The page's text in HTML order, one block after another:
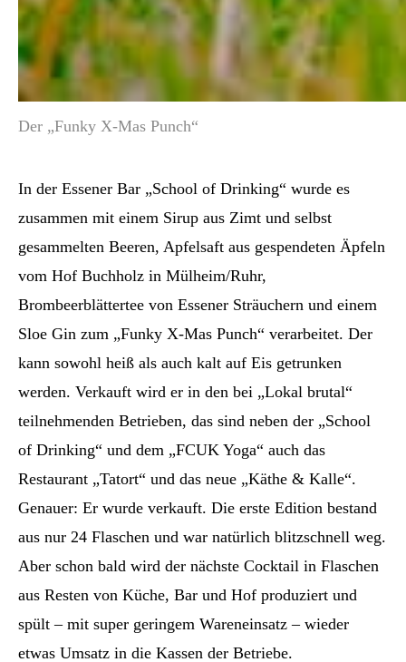
Der „Funky X-Mas Punch“
In der Essener Bar „School of Drinking“ wurde es
zusammen mit einem Sirup aus Zimt und selbst
gesammelten Beeren, Apfelsaft aus gespendeten Äpfeln
vom Hof Buchholz in Mülheim/Ruhr,
Brombeerblättertee von Essener Sträuchern und einem
Sloe Gin zum „Funky X-Mas Punch“ verarbeitet. Der
kann sowohl heiß als auch kalt auf Eis getrunken
werden. Verkauft wird er in den bei „Lokal brutal“
teilnehmenden Betrieben, das sind neben der „School
of Drinking“ und dem „FCUK Yoga“ auch das
Restaurant „Tatort“ und das neue „Käthe & Kalle“.
Genauer: Er wurde verkauft. Die erste Edition bestand
aus nur 24 Flaschen und war natürlich blitzschnell weg.
Aber schon bald wird der nächste Cocktail in Flaschen
aus Resten von Küche, Bar und Hof produziert und
spült – mit super geringem Wareneinsatz – wieder
etwas Umsatz in die Kassen der Betriebe.